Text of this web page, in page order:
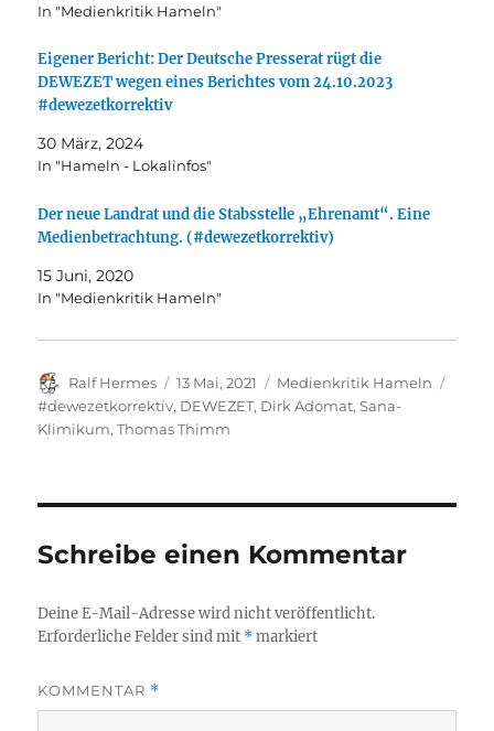
In "Medienkritik Hameln"
Eigener Bericht: Der Deutsche Presserat rügt die
DEWEZET wegen eines Berichtes vom 24.10.2023
#dewezetkorrektiv
30 März, 2024
In "Hameln - Lokalinfos"
Der neue Landrat und die Stabsstelle „Ehrenamt“. Eine
Medienbetrachtung. (#dewezetkorrektiv)
15 Juni, 2020
In "Medienkritik Hameln"
Autor
Ralf Hermes
Veröffentlicht
am
13 Mai, 2021 Kategorien
Medienkritik Hameln
#dewezetkorrektiv, DEWEZET, Dirk Adomat,Sana-
Klimikum,Thomas Thimm
Schreibe einen Kommentar
Deine E-Mail-Adresse wird nicht veröffentlicht.
Erforderliche Felder sind mit *markiert
KOMMENTAR *